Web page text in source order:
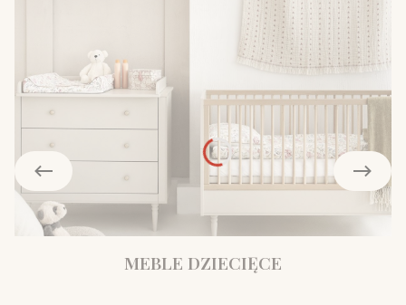
MEBLE DZIECIĘCE